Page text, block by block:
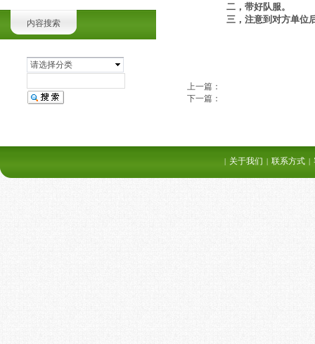
内容搜索
请选择分类
二，带好队服。
三，注意到对方单位后
上一篇：
下一篇：
| 关于我们 | 联系方式 |